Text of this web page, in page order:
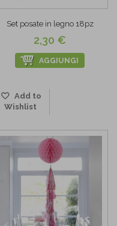
Set posate in legno 18pz
2,30 €
AGGIUNGI
Add to
Wishlist